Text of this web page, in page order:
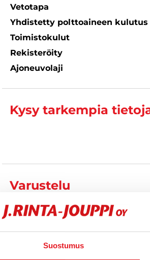
Suostumus
Vetotapa
Yhdistetty polttoaineen kulutus
Toimistokulut
Rekisteröity
Ajoneuvolaji
Kysy tarkempia
Varustelu
Tekniset tiedot